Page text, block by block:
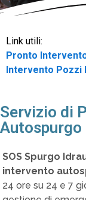
Link utili:
Pronto
Intervento Pozzi
Servizio di
Autospurgo
SOS Spurgo
intervento
24 ore su 24 e 7